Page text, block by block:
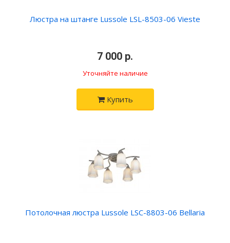
Люстра на штанге Lussole LSL-8503-06 Vieste
7 000 р.
Уточняйте наличие
Купить
Потолочная люстра Lussole LSC-8803-06 Bellaria